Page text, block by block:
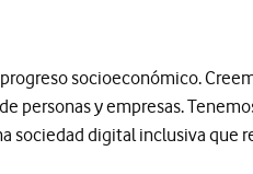
socioeconómico.
personas y empresas.
sociedad digital inclusiva que